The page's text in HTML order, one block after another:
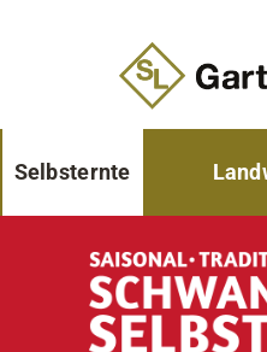
Selbsternte